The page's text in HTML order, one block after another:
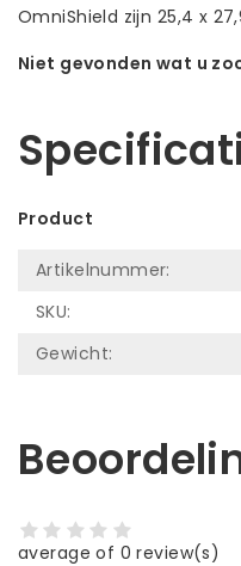
OmniShield zijn 25,4 x
Niet gevonden wat u
Product
Artikelnummer:
SKU:
Gewicht:
average of 0 review(s)